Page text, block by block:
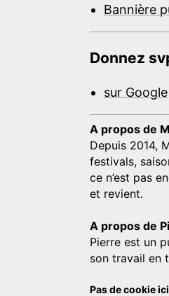
Bannière
Donnez
sur Google
A propos de
Depuis 2014,
festivals,
ce n’est pas
et revient.
A propos de
Pierre est un
son travail en
Pas de cookie ici